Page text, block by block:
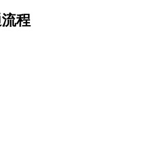
程